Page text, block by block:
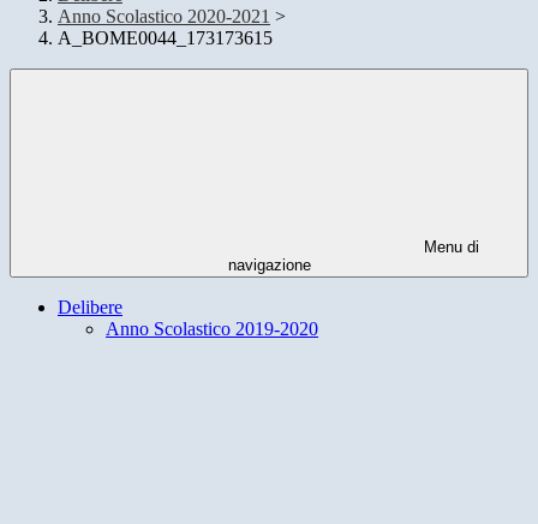
Anno Scolastico 2020-2021 >
A_BOME0044_173173615
Menu di
navigazione
Delibere
Anno Scolastico 2019-2020